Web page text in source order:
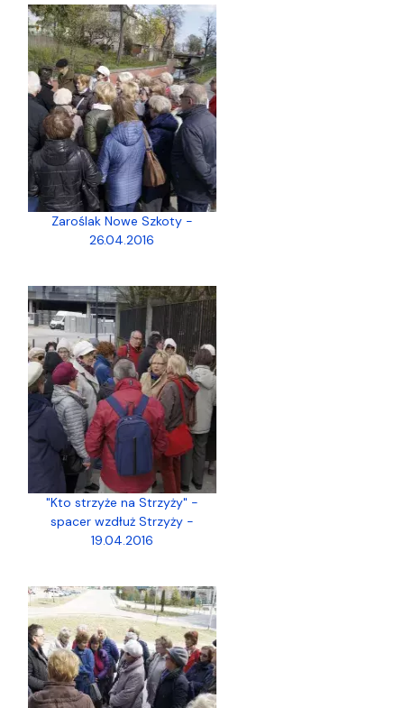
Zaroślak Nowe Szkoty -
26.04.2016
"Kto strzyże na Strzyży" -
spacer wzdłuż Strzyży -
19.04.2016